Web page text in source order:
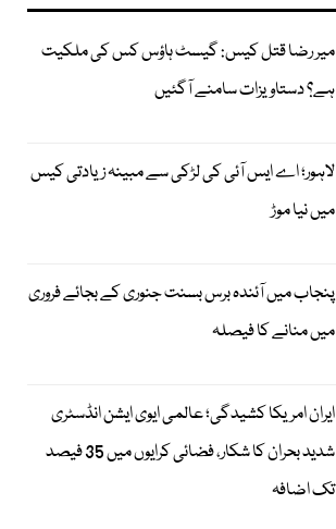
میر رضا قتل کیس: گیسٹ ہاؤس کس کی ملکیت
ہے؟ دستاویزات سامنے آگئیں
لاہور؛ اے ایس آئی کی لڑکی سے مبینہ زیادتی کیس
میں نیا موڑ
پنجاب میں آئندہ برس بسنت جنوری کے بجائے فروری
میں منانے کا فیصلہ
ایران امریکا کشیدگی؛ عالمی ایوی ایشن انڈسٹری
شدید بحران کا شکار، فضائی کرایوں میں 35 فیصد
تک اضافہ